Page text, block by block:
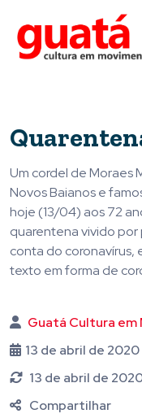
Um cordel de Moraes
Novos Baianos e
hoje (13/04) aos 72
quarentena vivido
conta do coronavírus,
texto em forma de
Guatá Cultura
13 de abril de 2020
13 de abril de
Compartilhar